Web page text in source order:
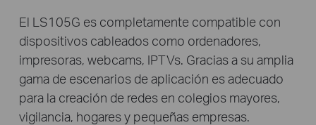
El LS105G es completamente compatible con
dispositivos cableados como ordenadores,
impresoras, webcams, IPTVs. Gracias a su amplia
gama de escenarios de aplicación es adecuado
para la creación de redes en colegios mayores,
vigilancia, hogares y pequeñas empresas.